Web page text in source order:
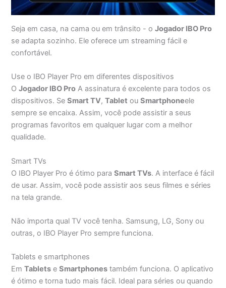
Seja em casa, na cama ou em trânsito - oJogador IBO Pro
se adapta sozinho. Ele oferece um streaming fácil e
confortável.
Use o IBO Player Pro em diferentes dispositivos
OJogador IBO Pro A assinatura é excelente para todos os
dispositivos. SeSmart TV,Tablet ouSmartphoneele
sempre se encaixa. Assim, você pode assistir a seus
programas favoritos em qualquer lugar com a melhor
qualidade.
Smart TVs
O IBO Player Pro é ótimo paraSmart TVs. A interface é fácil
de usar. Assim, você pode assistir aos seus filmes e séries
na tela grande.
Não importa qual TV você tenha. Samsung, LG, Sony ou
outras, o IBO Player Pro sempre funciona.
Tablets e smartphones
EmTablets eSmartphones também funciona. O aplicativo
é ótimo e torna tudo mais fácil. Ideal para séries ou quando